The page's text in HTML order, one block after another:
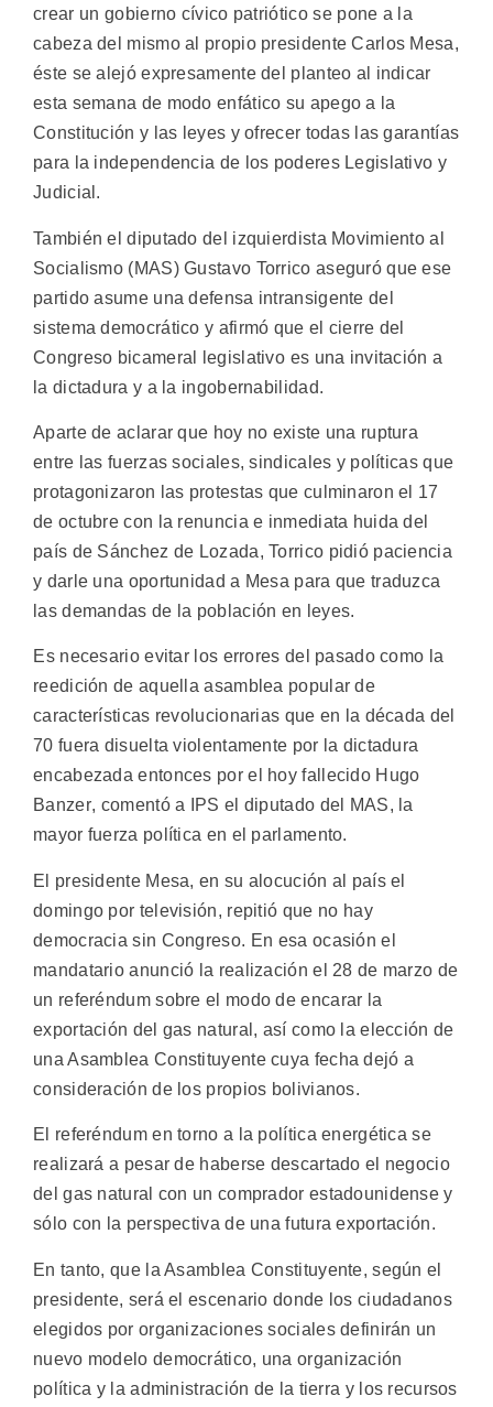
crear un gobierno cívico patriótico se pone a la
cabeza del mismo al propio presidente Carlos Mesa,
éste se alejó expresamente del planteo al indicar
esta semana de modo enfático su apego a la
Constitución y las leyes y ofrecer todas las garantías
para la independencia de los poderes Legislativo y
Judicial.
También el diputado del izquierdista Movimiento al
Socialismo (MAS) Gustavo Torrico aseguró que ese
partido asume una defensa intransigente del
sistema democrático y afirmó que el cierre del
Congreso bicameral legislativo es una invitación a
la dictadura y a la ingobernabilidad.
Aparte de aclarar que hoy no existe una ruptura
entre las fuerzas sociales, sindicales y políticas que
protagonizaron las protestas que culminaron el 17
de octubre con la renuncia e inmediata huida del
país de Sánchez de Lozada, Torrico pidió paciencia
y darle una oportunidad a Mesa para que traduzca
las demandas de la población en leyes.
Es necesario evitar los errores del pasado como la
reedición de aquella asamblea popular de
características revolucionarias que en la década del
70 fuera disuelta violentamente por la dictadura
encabezada entonces por el hoy fallecido Hugo
Banzer, comentó a IPS el diputado del MAS, la
mayor fuerza política en el parlamento.
El presidente Mesa, en su alocución al país el
domingo por televisión, repitió que no hay
democracia sin Congreso. En esa ocasión el
mandatario anunció la realización el 28 de marzo de
un referéndum sobre el modo de encarar la
exportación del gas natural, así como la elección de
una Asamblea Constituyente cuya fecha dejó a
consideración de los propios bolivianos.
El referéndum en torno a la política energética se
realizará a pesar de haberse descartado el negocio
del gas natural con un comprador estadounidense y
sólo con la perspectiva de una futura exportación.
En tanto, que la Asamblea Constituyente, según el
presidente, será el escenario donde los ciudadanos
elegidos por organizaciones sociales definirán un
nuevo modelo democrático, una organización
política y la administración de la tierra y los recursos